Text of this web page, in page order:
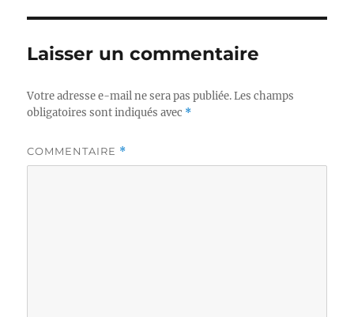
Laisser un commentaire
Votre adresse e-mail ne sera pas publiée. Les champs
obligatoires sont indiqués avec *
COMMENTAIRE *